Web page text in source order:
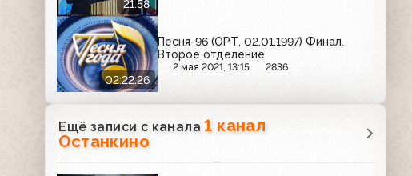
21:58
02:22:26
Песня-96 (ОРТ, 02.01.1997) Финал.
Второе отделение
2 мая 2021, 13:15 2836
Ещё записи с канала1 канал
Останкино